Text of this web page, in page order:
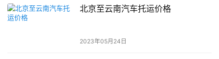
北京至云南汽车托运价格
2023年05月24日